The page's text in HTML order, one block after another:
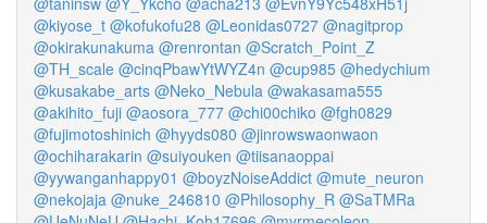
@kiyose_t @kofukofu28 @Leonidas0727 @nagitprop
@okirakunakuma @renrontan @Scratch_Point_Z
@TH_scale @cinqPbawYtWYZ4n @cup985 @hedychium
@kusakabe_arts @Neko_Nebula @wakasama555
@akihito_fuji @aosora_777 @chi00chiko @fgh0829
@fujimotoshinich @hyyds080 @jinrowswaonwaon
@ochiharakarin @suiyouken @tiisanaoppai
@yywanganhappy01 @boyzNoiseAddict @mute_neuron
@nekojaja @nuke_246810 @Philosophy_R @SaTMRa